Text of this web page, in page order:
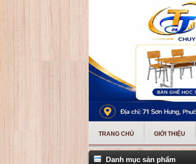
TRANG CHỦ GIỚI THIỆU
Danh mục sản phẩm